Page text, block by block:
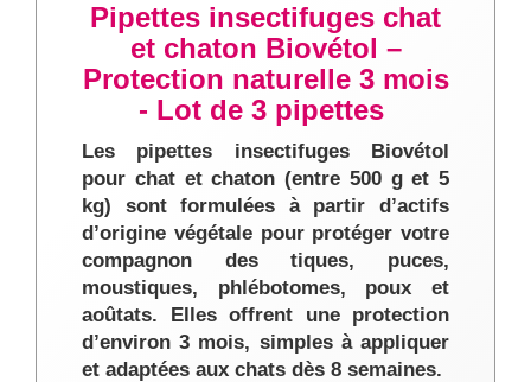
Pipettes insectifuges chat
et chaton Biovétol –
Protection naturelle 3 mois
- Lot de 3 pipettes
Les pipettes insectifuges Biovétol
pour chat et chaton (entre 500 g et 5
kg) sont formulées à partir d’actifs
d’origine végétale pour protéger votre
compagnon des tiques, puces,
moustiques, phlébotomes, poux et
aoûtats. Elles offrent une protection
d’environ 3 mois, simples à appliquer
et adaptées aux chats dès 8 semaines.